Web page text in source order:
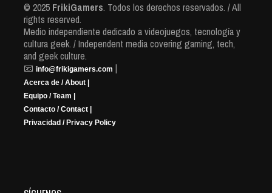
© 2025 FrikiGamers. Todos los derechos reservados. / All
rights reserved.
Medio independiente dedicado a videojuegos, tecnología y
cultura geek. / Independent media covering gaming, tech,
and geek culture.
📧 info@frikigamers.com |
Acerca de / About |
Equipo / Team |
Contacto / Contact |
Privacidad / Privacy Policy